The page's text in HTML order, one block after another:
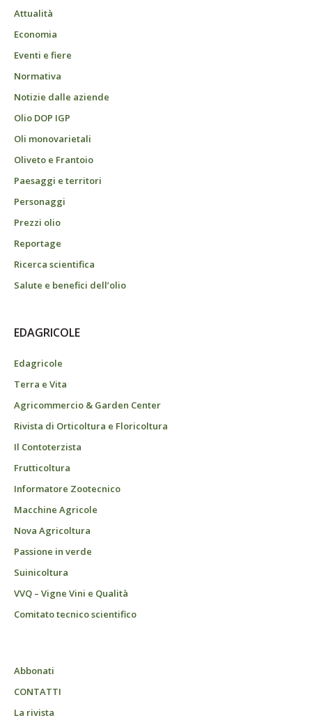
Attualità
Economia
Eventi e fiere
Normativa
Notizie dalle aziende
Olio DOP IGP
Oli monovarietali
Oliveto e Frantoio
Paesaggi e territori
Personaggi
Prezzi olio
Reportage
Ricerca scientifica
Salute e benefici dell’olio
EDAGRICOLE
Edagricole
Terra e Vita
Agricommercio & Garden Center
Rivista di Orticoltura e Floricoltura
Il Contoterzista
Frutticoltura
Informatore Zootecnico
Macchine Agricole
Nova Agricoltura
Passione in verde
Suinicoltura
VVQ – Vigne Vini e Qualità
Comitato tecnico scientifico
Abbonati
CONTATTI
La rivista